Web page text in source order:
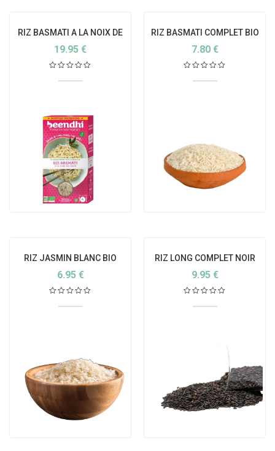
RIZ BASMATI A LA NOIX DE
COCO
19.95 €
RIZ BASMATI COMPLET BIO
7.80 €
RIZ JASMIN BLANC BIO
6.95 €
RIZ LONG COMPLET NOIR
BIO
9.95 €